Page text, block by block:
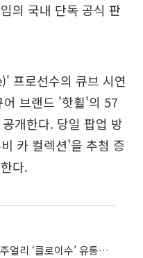
의 국내 단독 공식 판
프로선수의 큐브 시연
어 브랜드 '핫휠'의 57
개한다. 당일 팝업 방
카 컬렉션'을 추첨 증
다.
롯데백화점, 한중 정상회담 선물 주얼리 ‘클로이수’ 유통사 첫 유치